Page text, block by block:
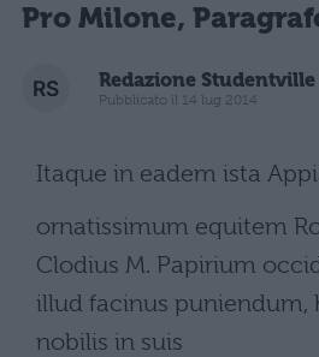
Pro Milone,
Redazione Studentville
Pubblicato il 14 lug 2014
Itaque in eadem ista
ornatissimum equitem
Clodius M. Papirium
illud facinus puniendum,
nobilis in suis